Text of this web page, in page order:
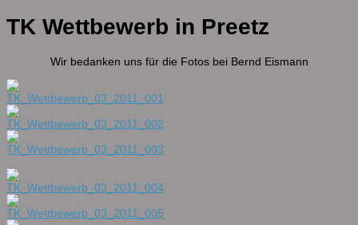
TK Wettbewerb in Preetz
Wir bedanken uns für die Fotos bei Bernd Eismann